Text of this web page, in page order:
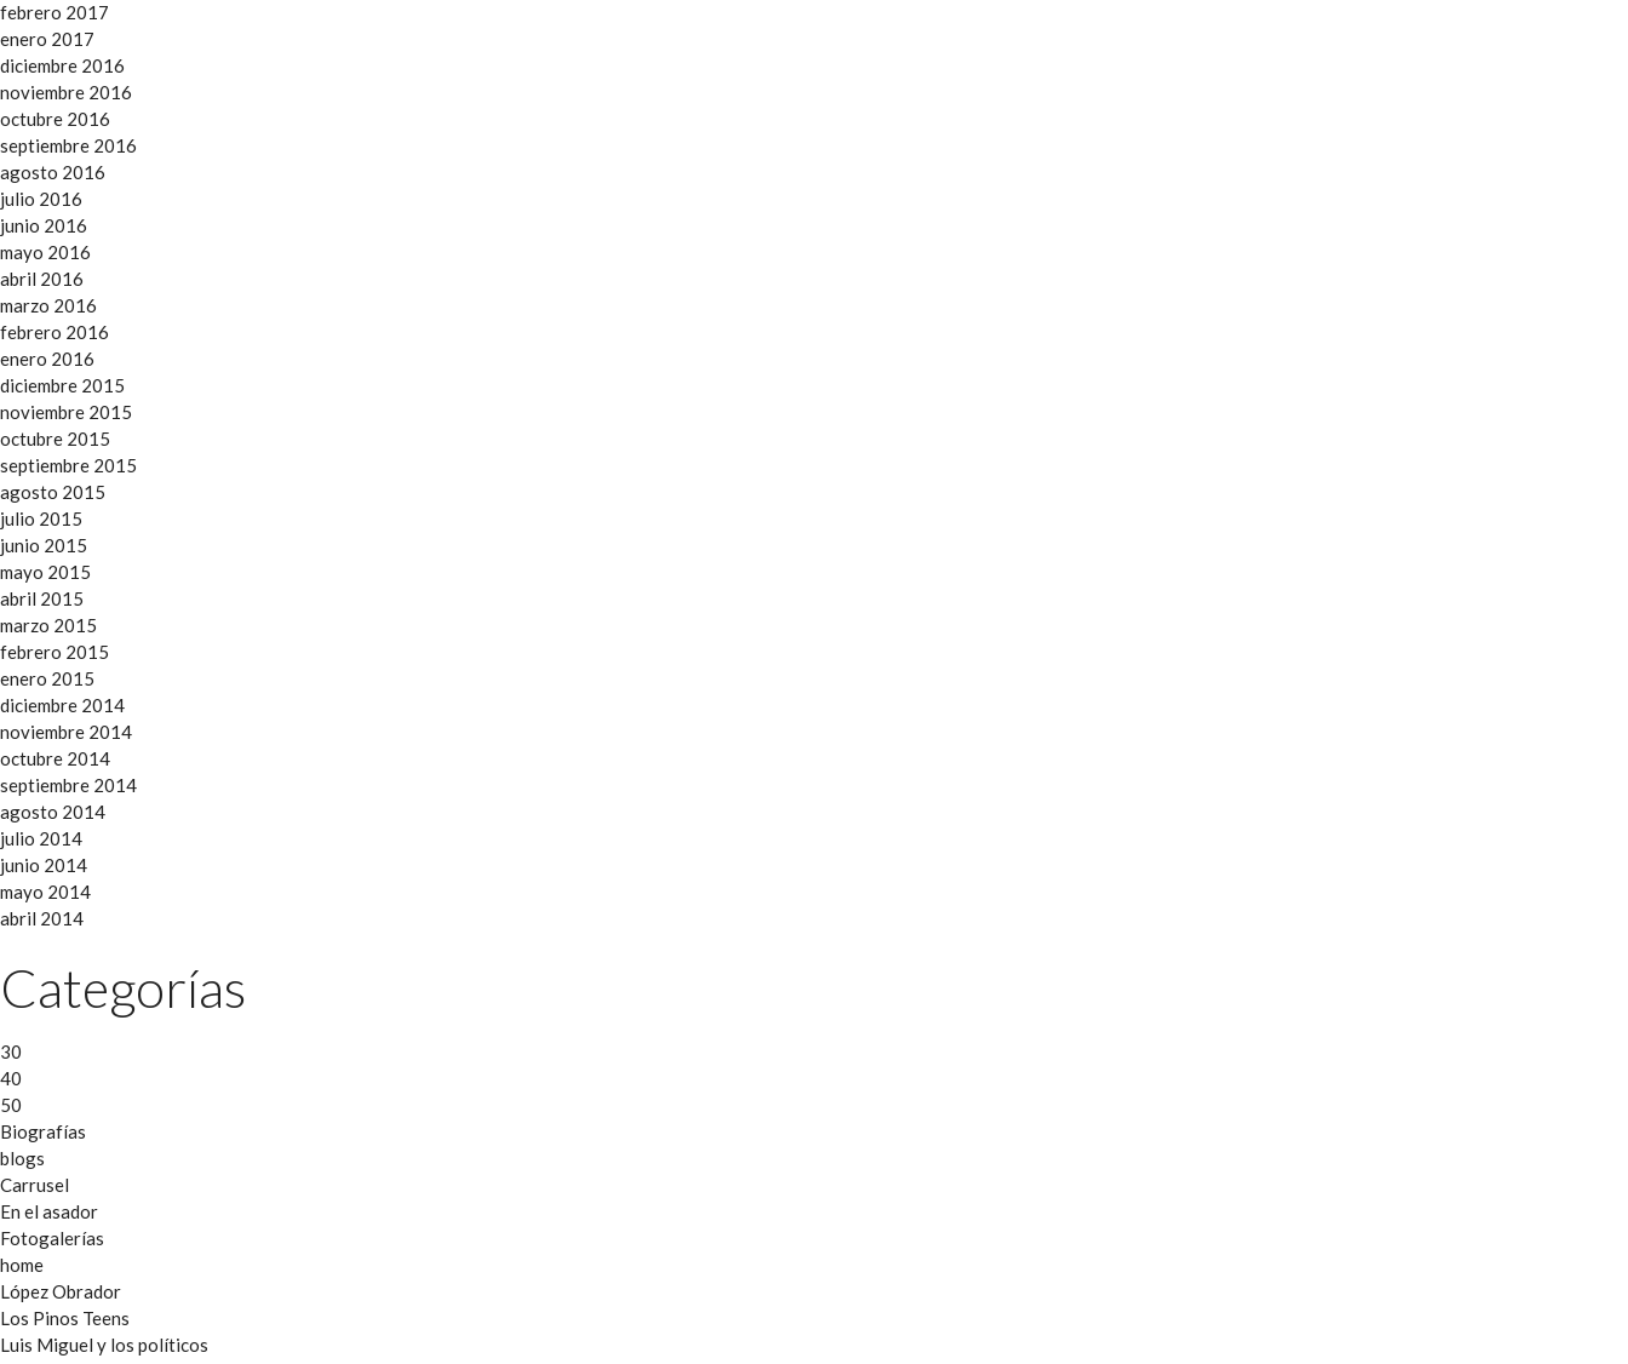
febrero 2017
enero 2017
diciembre 2016
noviembre 2016
octubre 2016
septiembre 2016
agosto 2016
julio 2016
junio 2016
mayo 2016
abril 2016
marzo 2016
febrero 2016
enero 2016
diciembre 2015
noviembre 2015
octubre 2015
septiembre 2015
agosto 2015
julio 2015
junio 2015
mayo 2015
abril 2015
marzo 2015
febrero 2015
enero 2015
diciembre 2014
noviembre 2014
octubre 2014
septiembre 2014
agosto 2014
julio 2014
junio 2014
mayo 2014
abril 2014
Categorías
30
40
50
Biografías
blogs
Carrusel
En el asador
Fotogalerías
home
López Obrador
Los Pinos Teens
Luis Miguel y los políticos